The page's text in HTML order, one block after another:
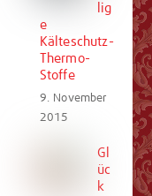
lig
e
Kälteschutz-
Thermo-
Stoffe
9. November
2015
Gl
üc
k